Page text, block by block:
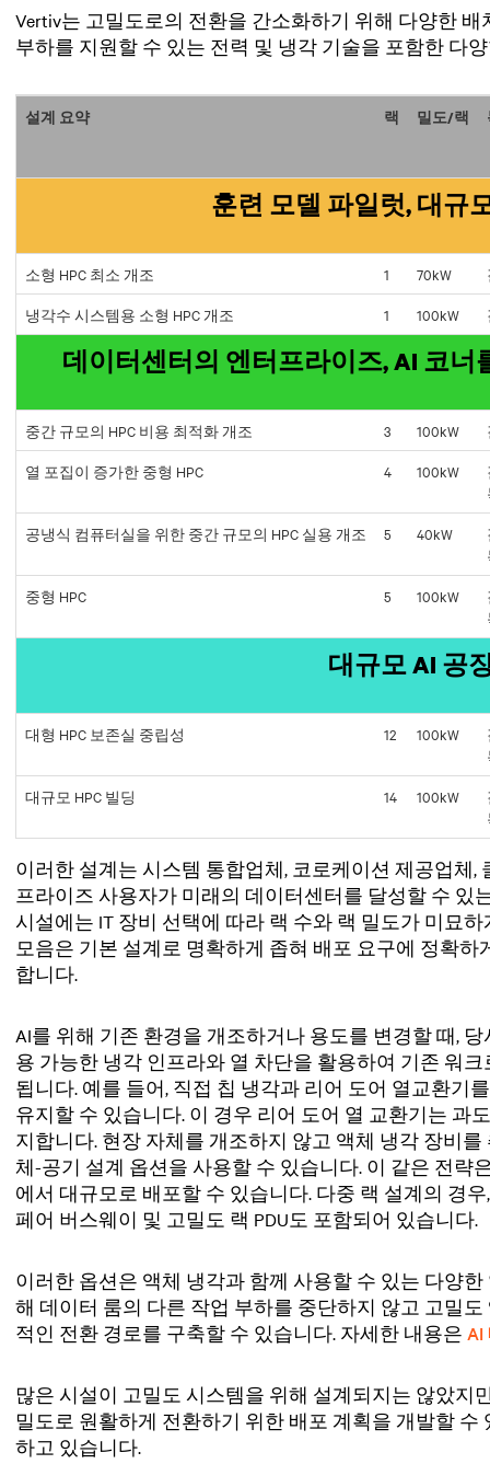
Vertiv는 고밀도로의 전환을 간소화하기 위해 다양한
부하를 지원할 수 있는 전력 및 냉각 기술을 포함한 다
설계 요약 랙 밀도/랙
훈련 모델 파일럿, 대규
소형 HPC 최소 개조 1 70kW
냉각수 시스템용 소형 HPC 개조 1 100kW
데이터센터의 엔터프라이즈, AI 코너
중간 규모의 HPC 비용 최적화 개조 3 100kW
열 포집이 증가한 중형 HPC 4 100kW
공냉식 컴퓨터실을 위한 중간 규모의 HPC 실용 개조 5 40kW
중형 HPC 5 100kW
대규모 AI 공
대형 HPC 보존실 중립성 12 100kW
대규모 HPC 빌딩 14 100kW
이러한 설계는 시스템 통합업체, 코로케이션 제공업체,
프라이즈 사용자가 미래의 데이터센터를 달성할 수 있
시설에는 IT 장비 선택에 따라 랙 수와 랙 밀도가 미묘
모음은 기본 설계로 명확하게 좁혀 배포 요구에 정확
합니다.
AI를 위해 기존 환경을 개조하거나 용도를 변경할 때,
용 가능한 냉각 인프라와 열 차단을 활용하여 기존 워
됩니다. 예를 들어, 직접 칩 냉각과 리어 도어 열교환기
유지할 수 있습니다. 이 경우 리어 도어 열 교환기는 과
지합니다. 현장 자체를 개조하지 않고 액체 냉각 장비
체-공기 설계 옵션을 사용할 수 있습니다. 이 같은 전략
에서 대규모로 배포할 수 있습니다. 다중 랙 설계의 경
페어 버스웨이 및 고밀도 랙 PDU도 포함되어 있습니다.
이러한 옵션은 액체 냉각과 함께 사용할 수 있는 다양
해 데이터 룸의 다른 작업 부하를 중단하지 않고 고밀
적인 전환 경로를 구축할 수 있습니다. 자세한 내용은
많은 시설이 고밀도 시스템을 위해 설계되지는 않았지
밀도로 원활하게 전환하기 위한 배포 계획을 개발할
하고 있습니다.